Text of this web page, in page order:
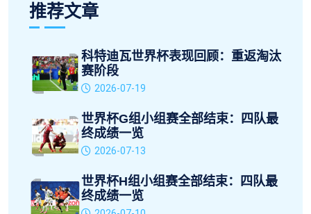
推荐文章
科特迪瓦世界杯表现回顾：重返淘汰
赛阶段
2026-07-19
世界杯G组小组赛全部结束：四队最
终成绩一览
2026-07-13
世界杯H组小组赛全部结束：四队最
终成绩一览